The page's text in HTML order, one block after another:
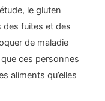
le gluten
fuites et des
de maladie
ces personnes
aliments qu’elles